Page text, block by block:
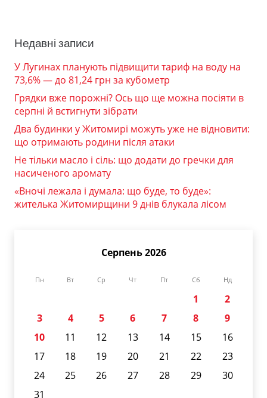
Недавні записи
У Лугинах планують підвищити тариф на воду на
73,6% — до 81,24 грн за кубометр
Грядки вже порожні? Ось що ще можна посіяти в
серпні й встигнути зібрати
Два будинки у Житомирі можуть уже не відновити:
що отримають родини після атаки
Не тільки масло і сіль: що додати до гречки для
насиченого аромату
«Вночі лежала і думала: що буде, то буде»:
жителька Житомирщини 9 днів блукала лісом
Серпень 2026
Пн Вт Ср Чт Пт Сб Нд
1
2
3
4 5 6 7 8
9
10
11 12 13 14 15
16
17
18 19 20 21 22
23
24
25 26 27 28 29
30
31